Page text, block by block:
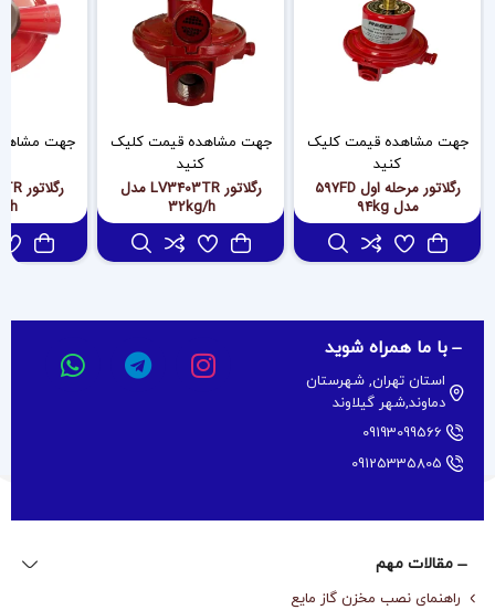
جهت مشاهده قیمت کلیک
کنید
رگلاتور مرحله اول 597FD
مدل 94kg
جهت مشاهده قیمت کلیک
کنید
رگلاتور LV3403TR مدل
32kg/h
جهت
h
با ما همراه شوید
استان تهران, شهرستان
دماوند,شهر گیلاوند
09193099566
09125335805
مقالات مهم
راهنمای نصب مخزن گاز مایع